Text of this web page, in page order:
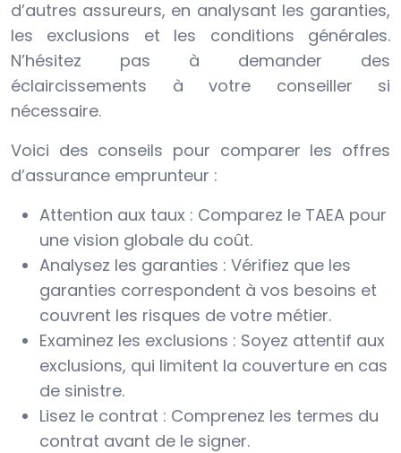
d’autres assureurs, en analysant les garanties,
les exclusions et les conditions générales.
N’hésitez pas à demander des
éclaircissements à votre conseiller si
nécessaire.
Voici des conseils pour comparer les offres
d’assurance emprunteur :
Attention aux taux : Comparez le TAEA pour
une vision globale du coût.
Analysez les garanties : Vérifiez que les
garanties correspondent à vos besoins et
couvrent les risques de votre métier.
Examinez les exclusions : Soyez attentif aux
exclusions, qui limitent la couverture en cas
de sinistre.
Lisez le contrat : Comprenez les termes du
contrat avant de le signer.